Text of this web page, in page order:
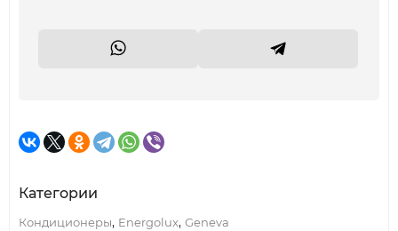
Категории
Кондиционеры, Energolux, Geneva